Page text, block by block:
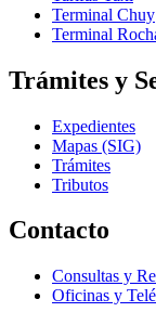
Terminal Chuy
Terminal
Trámites y
Expedientes
Mapas (SIG)
Trámites
Tributos
Contacto
Consultas y
Oficinas y